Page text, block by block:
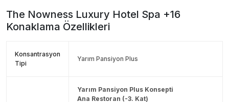
The Nowness Luxury Hotel Spa +16
Konaklama Özellikleri
Konsantrasyon
Tipi
Yarım Pansiyon Plus
Yarım Pansiyon Plus Konsepti
Ana Restoran (-3. Kat)